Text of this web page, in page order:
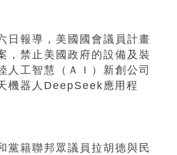
日報導，美國國會議員計畫
，禁止美國政府的設備及裝
人工智慧（ＡＩ）新創公司
機器人DeepSeek應用程
黨籍聯邦眾議員拉胡德與民